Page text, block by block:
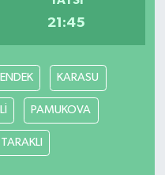
21:45
KARASU
PAMUKOVA
TARAKLI